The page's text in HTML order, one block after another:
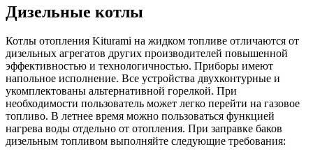
Дизельные котлы
Котлы отопления Kiturami на жидком топливе отличаются от
дизельных агрегатов других производителей повышенной
эффективностью и технологичностью. Приборы имеют
напольное исполнение. Все устройства двухконтурные и
укомплектованы альтернативной горелкой. При
необходимости пользователь может легко перейти на газовое
топливо. В летнее время можно пользоваться функцией
нагрева воды отдельно от отопления. При заправке баков
дизельным топливом выполняйте следующие требования: